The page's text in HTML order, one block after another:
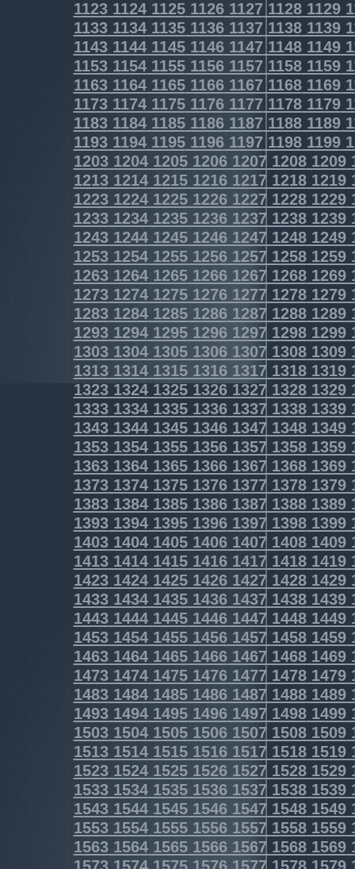
1123112411251126112711281129
1133113411351136113711381139
1143114411451146114711481149
1153115411551156115711581159
1163116411651166116711681169
1173117411751176117711781179
1183118411851186118711881189
1193119411951196119711981199
12031204120512061207 12081209
12131214121512161217 12181219
12231224122512261227 12281229
12331234123512361237 12381239
12431244124512461247 12481249
12531254125512561257 12581259
12631264126512661267 12681269
12731274127512761277 12781279
12831284128512861287 12881289
12931294129512961297 12981299
13031304130513061307 13081309
13131314131513161317 13181319
13231324132513261327 13281329
13331334133513361337 13381339
13431344134513461347 13481349
13531354135513561357 13581359
13631364136513661367 13681369
13731374137513761377 13781379
13831384138513861387 13881389
13931394139513961397 13981399
14031404140514061407 14081409
14131414141514161417 14181419
14231424142514261427 14281429
14331434143514361437 14381439
14431444144514461447 14481449
14531454145514561457 14581459
14631464146514661467 14681469
14731474147514761477 14781479
14831484148514861487 14881489
14931494149514961497 14981499
15031504150515061507 15081509
15131514151515161517 15181519
15231524152515261527 15281529
15331534153515361537 15381539
15431544154515461547 15481549
15531554155515561557 15581559
15631564156515661567 15681569